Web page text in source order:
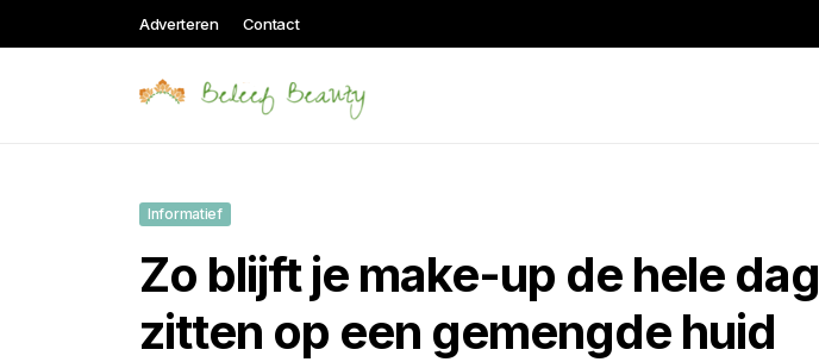
Adverteren Contact
Informatief
Zo blijft je make-up de hele dag
zitten op een gemengde huid